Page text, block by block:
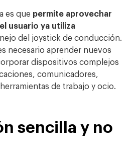
es que permite aprovechar
usuario ya utiliza
del joystick de conducción.
necesario aprender nuevos
dispositivos complejos
comunicadores,
de trabajo y ocio.
sencilla y no